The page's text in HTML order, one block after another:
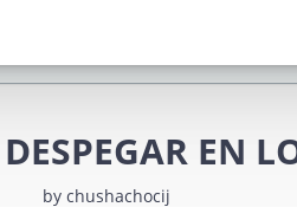
EN
by chushachocij